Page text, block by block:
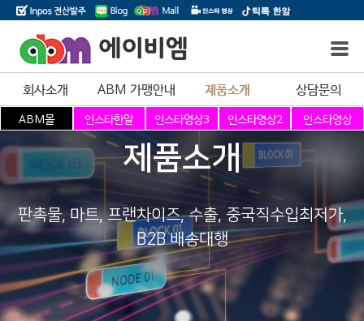
에이비엠
회사소개 ABM 가맹안내 제품소개 상담문의
제품소개
판촉물, 마트, 프랜차이즈, 수출, 중국직수입최저가,
B2B 배송대행